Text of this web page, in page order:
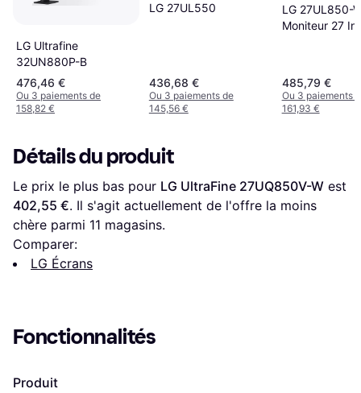
LG Ultrafine
32UN880P-B
476,46 €
Ou 3 paiements de
158,82 €
LG 27UL550
436,68 €
Ou 3 paiements de
145,56 €
LG 27UL850-
Moniteur 27
485,79 €
Ou 3 paiements
161,93 €
Détails du produit
Le prix le plus bas pour LG UltraFine 27UQ850V-W
402,55 €. Il s'agit actuellement de l'offre la moins
chère parmi 11 magasins.
Comparer:
LG Écrans
Fonctionnalités
Produit